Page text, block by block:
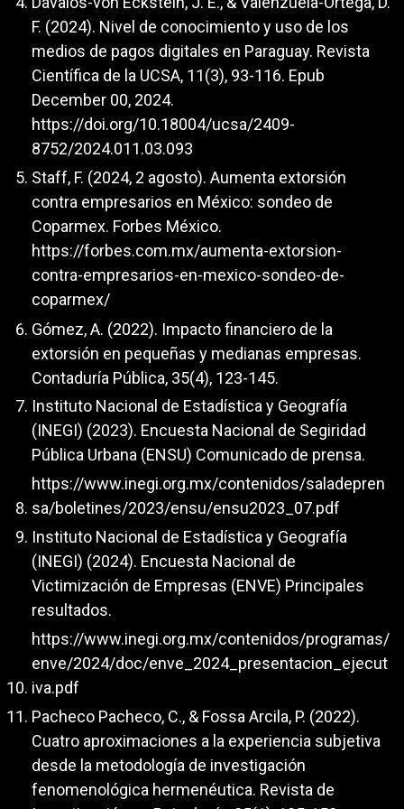
F. (2024). Nivel de conocimiento y uso de los
medios de pagos digitales en Paraguay. Revista
Científica de la UCSA, 11(3), 93-116. Epub
December 00, 2024.
https://doi.org/10.18004/ucsa/2409-
8752/2024.011.03.093
Staff, F. (2024, 2 agosto). Aumenta extorsión
contra empresarios en México: sondeo de
Coparmex. Forbes México.
https://forbes.com.mx/aumenta-extorsion-
contra-empresarios-en-mexico-sondeo-de-
coparmex/
Gómez, A. (2022). Impacto financiero de la
extorsión en pequeñas y medianas empresas.
Contaduría Pública, 35(4), 123-145.
Instituto Nacional de Estadística y Geografía
(INEGI) (2023). Encuesta Nacional de Segiridad
Pública Urbana (ENSU) Comunicado de prensa.
https://www.inegi.org.mx/contenidos/saladepren
sa/boletines/2023/ensu/ensu2023_07.pdf
Instituto Nacional de Estadística y Geografía
(INEGI) (2024). Encuesta Nacional de
Victimización de Empresas (ENVE) Principales
resultados.
https://www.inegi.org.mx/contenidos/programas/
enve/2024/doc/enve_2024_presentacion_ejecut
iva.pdf
Pacheco Pacheco, C., & Fossa Arcila, P. (2022).
Cuatro aproximaciones a la experiencia subjetiva
desde la metodología de investigación
fenomenológica hermenéutica. Revista de